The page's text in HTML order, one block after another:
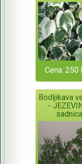
Cena: 250
Bodljikava
-
sadnica